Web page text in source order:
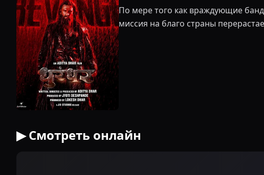
По мере того как враждующие
миссия на благо страны
▶ Смотреть онлайн